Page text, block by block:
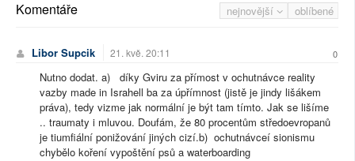
nejnovější oblíbené
Komentáře
Libor Supcik 21. kvě. 20:11 0
Nutno dodat. a) díky Gviru za přímost v ochutnávce reality
vazby made in Israhell ba za úpřímnost (jistě je jindy lišákem
práva), tedy vizme jak normální je být tam tímto. Jak se lišíme
.. traumaty i mluvou. Doufám, že 80 procentům středoevropanů
je tiumfiální ponižování jiných cizí.b) ochutnávceí sionismu
chybělo koření vypoštění psů a waterboarding